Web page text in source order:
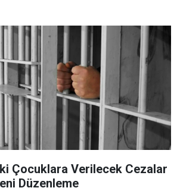
Çocuklara Verilecek Cezalar
Düzenleme